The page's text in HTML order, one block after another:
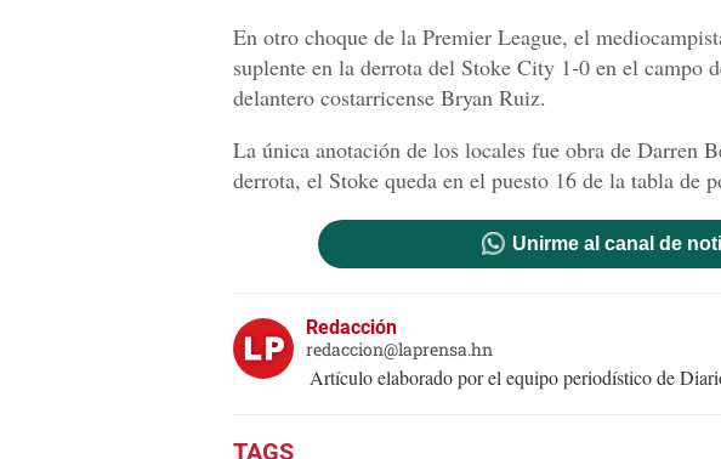
En otro choque de la Premier League, el
suplente en la derrota del Stoke City 1-0 en el campo
delantero costarricense Bryan Ruiz.
La única anotación de los locales fue obra de Darren
derrota, el Stoke queda en el puesto 16 de la tabla de
Unirme al canal de
Redacción
redaccion@laprensa.hn
Artículo elaborado por el equipo periodístico de